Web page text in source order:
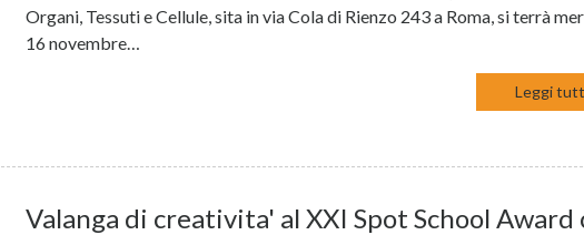
Organi, Tessuti e Cellule, sita in via Cola di Rienzo 243 a Roma, si terrà
16 novembre…
Leggi
Valanga di creativita' al XXI Spot School Award